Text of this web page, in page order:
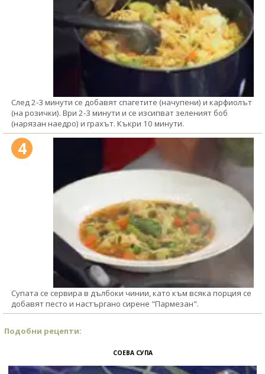
След 2-3 минути се добавят спагетите (начупени) и карфиолът
(на розички). Ври 2-3 минути и се изсипват зеленият боб
(нарязан наедро) и грахът. Къкри 10 минути.
4
Супата се сервира в дълбоки чинии, като към всяка порция се
добавят песто и настъргано сирене "Пармезан".
Подобни рецепти:
СОЕВА СУПА